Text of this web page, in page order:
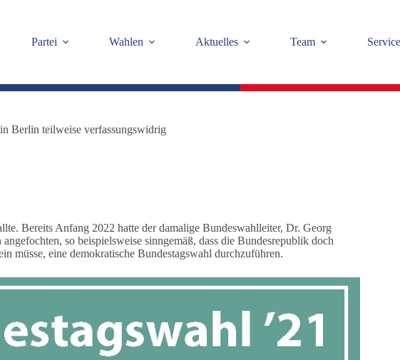
Partei
Wahlen Aktuelles Team Service
Berlin teilweise verfassungswidrig
Bereits Anfang 2022 hatte der damalige Bundeswahlleiter, Dr. Georg
so beispielsweise sinngemäß, dass die Bundesrepublik doch
müsse, eine demokratische Bundestagswahl durchzuführen.